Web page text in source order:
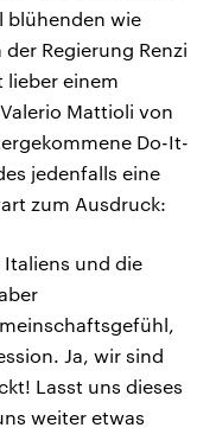
blühenden wie
Regierung Renzi
einem
Mattioli von
Do-It-
jedenfalls eine
zum Ausdruck:
Italiens und die
Ja, wir sind
Lasst uns dieses
weiter etwas